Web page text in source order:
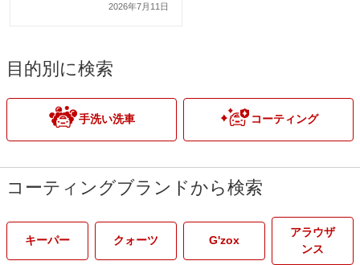
2026年7月11日
目的別に検索
手洗い洗車 コーティング
コーティングブランドから検索
キーパー クォーツ G'zox
アラウザ
ンス